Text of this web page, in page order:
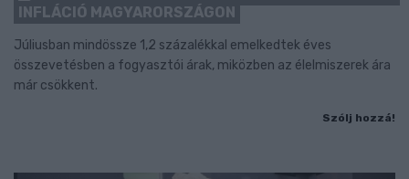
INFLÁCIÓ MAGYARORSZÁGON
Júliusban mindössze 1,2 százalékkal emelkedtek éves
összevetésben a fogyasztói árak, miközben az élelmiszerek ára
már csökkent.
Szólj hozzá!